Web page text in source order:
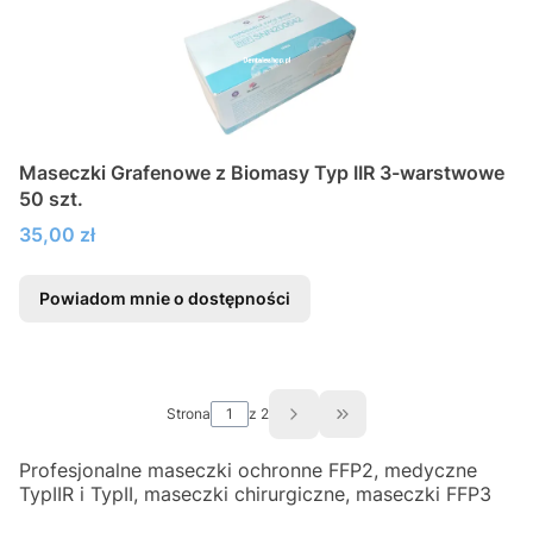
Maseczki Grafenowe z Biomasy Typ IIR 3-warstwowe
50 szt.
Cena
35,00 zł
Powiadom mnie o dostępności
Strona z 2 Przejdź do ostatniej
Profesjonalne maseczki ochronne FFP2, medyczne
TypIIR i TypII, maseczki chirurgiczne, maseczki FFP3